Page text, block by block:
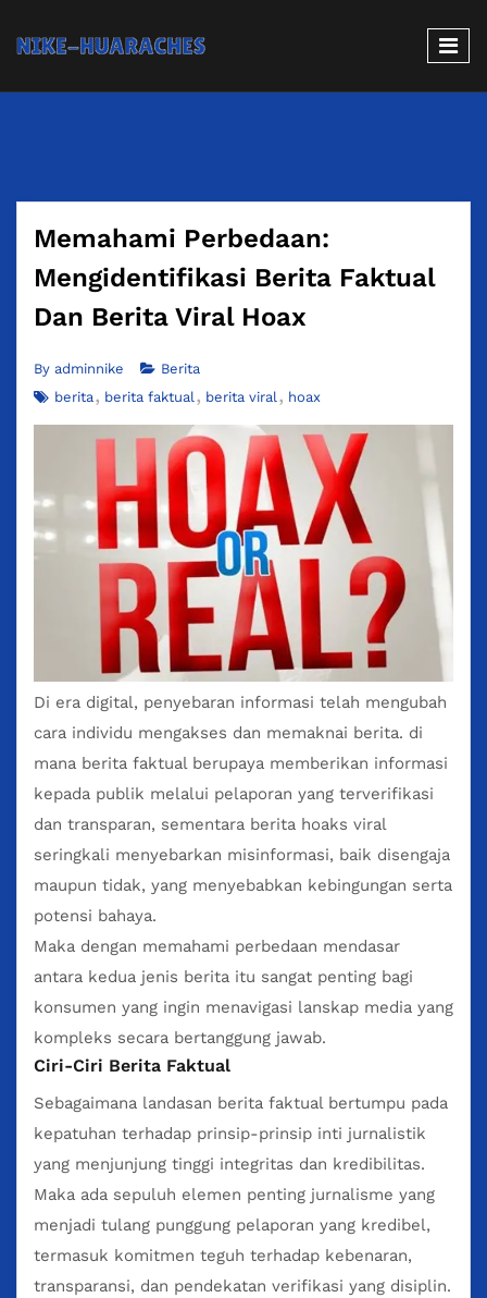
Memahami Perbedaan:
Mengidentifikasi Berita Faktual
Dan Berita Viral Hoax
By adminnike
Berita
berita
berita faktual berita viral hoax
Di era digital, penyebaran informasi telah mengubah
cara individu mengakses dan memaknai berita. di
mana berita faktual berupaya memberikan informasi
kepada publik melalui pelaporan yang terverifikasi
dan transparan, sementara berita hoaks viral
seringkali menyebarkan misinformasi, baik disengaja
maupun tidak, yang menyebabkan kebingungan serta
potensi bahaya.
Maka dengan memahami perbedaan mendasar
antara kedua jenis berita itu sangat penting bagi
konsumen yang ingin menavigasi lanskap media yang
kompleks secara bertanggung jawab.
Ciri-Ciri Berita Faktual
Sebagaimana landasan berita faktual bertumpu pada
kepatuhan terhadap prinsip-prinsip inti jurnalistik
yang menjunjung tinggi integritas dan kredibilitas.
Maka ada sepuluh elemen penting jurnalisme yang
menjadi tulang punggung pelaporan yang kredibel,
termasuk komitmen teguh terhadap kebenaran,
transparansi, dan pendekatan verifikasi yang disiplin.